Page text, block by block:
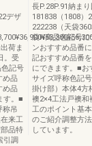
デザ
荷ま
。受
記号
め品
め品
す。■
称吊
来工
品特
引調
長P.28P.91納ま
181838（1808）
222238（天袋
袋H商品色記号
ンおすすめ品番
記おすすめ品番
にできます。■お
サイズ呼称色記
掛け部）本体4方
襖2×4工法戸襖和
工のポイント基
のご紹介調整方
しています。